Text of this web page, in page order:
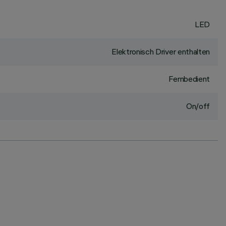
LED
Elektronisch Driver enthalten
Fernbedient
On/off